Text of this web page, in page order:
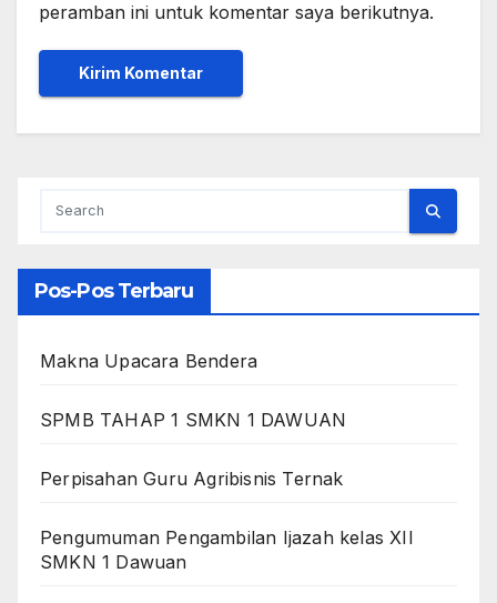
peramban ini untuk komentar saya berikutnya.
Pos-Pos Terbaru
Makna Upacara Bendera
SPMB TAHAP 1 SMKN 1 DAWUAN
Perpisahan Guru Agribisnis Ternak
Pengumuman Pengambilan Ijazah kelas XII
SMKN 1 Dawuan